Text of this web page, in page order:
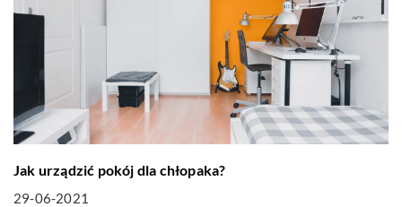
Jak urządzić pokój dla chłopaka?
29-06-2021